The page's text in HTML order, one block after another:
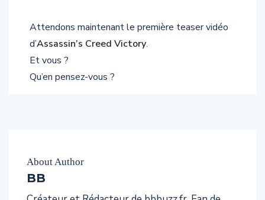
Attendons maintenant le première teaser vidéo
d’Assassin’s Creed Victory.
Et vous ?
Qu’en pensez-vous ?
About Author
BB